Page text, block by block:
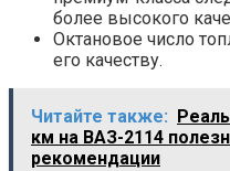
более высокого
Октановое число
его качеству.
Читайте также:
км на ВАЗ-2114
рекомендации